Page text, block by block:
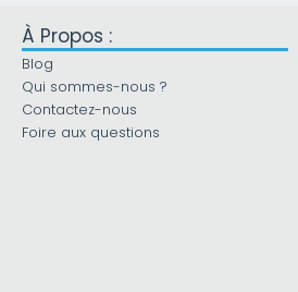
À Propos :
Blog
Qui sommes-nous ?
Contactez-nous
Foire aux questions